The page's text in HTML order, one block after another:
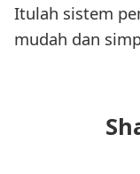
Itulah sistem
mudah dan